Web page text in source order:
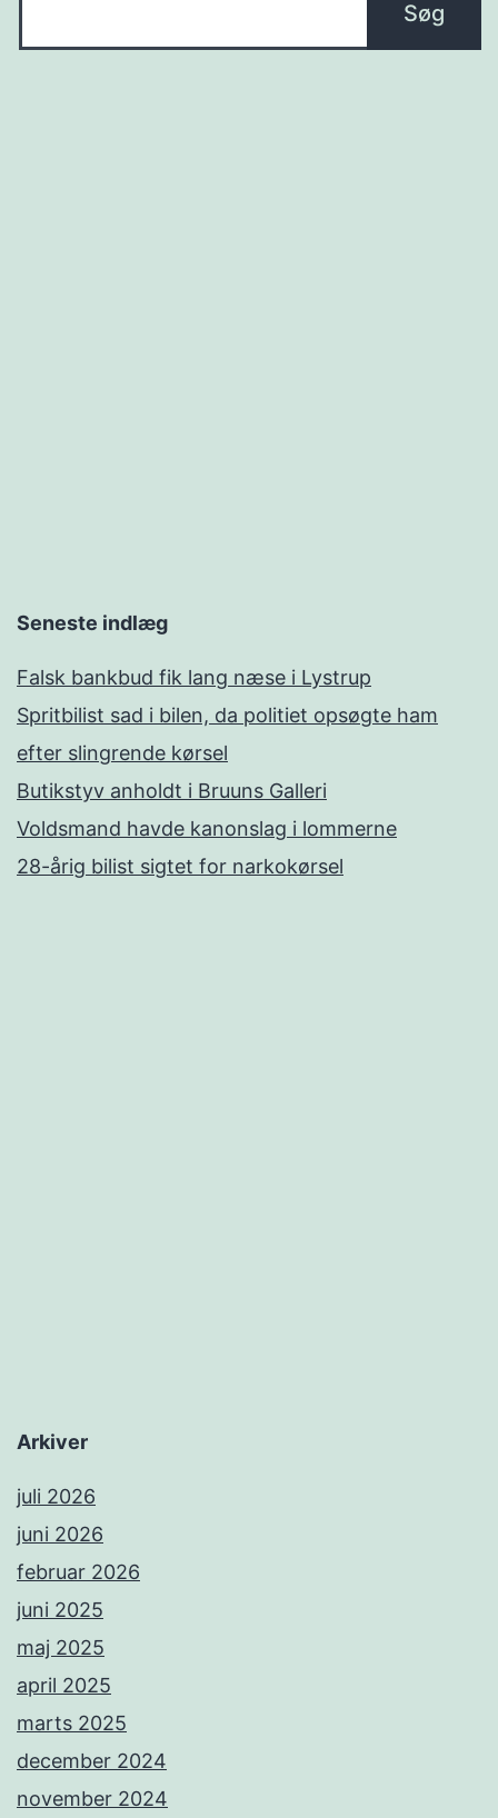
Seneste indlæg
Falsk bankbud fik lang næse i Lystrup
Spritbilist sad i bilen, da politiet opsøgte ham
efter slingrende kørsel
Butikstyv anholdt i Bruuns Galleri
Voldsmand havde kanonslag i lommerne
28-årig bilist sigtet for narkokørsel
Arkiver
juli 2026
juni 2026
februar 2026
juni 2025
maj 2025
april 2025
marts 2025
december 2024
november 2024